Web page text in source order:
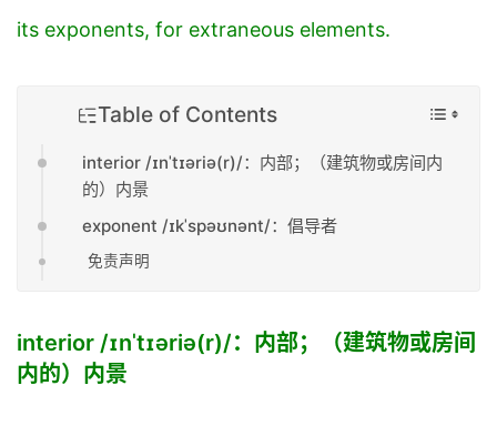
its exponents, for extraneous elements.
Table of Contents
interior /ɪnˈtɪəriə(r)/：内部；（建筑物或房间内
的）内景
exponent /ɪkˈspəʊnənt/：倡导者
免责声明
interior /ɪnˈtɪəriə(r)/：内部；
（建筑物或房间
内的）内景